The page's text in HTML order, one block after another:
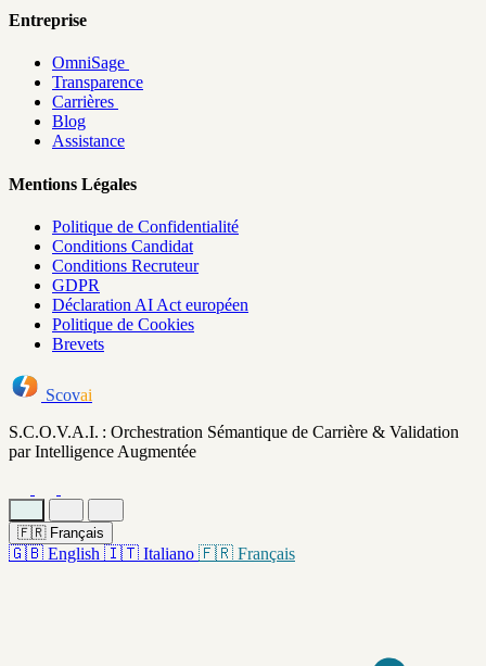
Entreprise
OmniSage
Transparence
Carrières
Blog
Assistance
Mentions Légales
Politique de Confidentialité
Conditions Candidat
Conditions Recruteur
GDPR
Déclaration AI Act européen
Politique de Cookies
Brevets
Scovai
S.C.O.V.A.I. : Orchestration Sémantique de Carrière & Validation
par Intelligence Augmentée
🇫🇷 Français
🇬🇧 English 🇮🇹 Italiano 🇫🇷 Français